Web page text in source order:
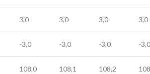
3,0 3,0 3,0 3,0
-3,0 -3,0 -3,0 -3,0
108,0 108,1 108,2